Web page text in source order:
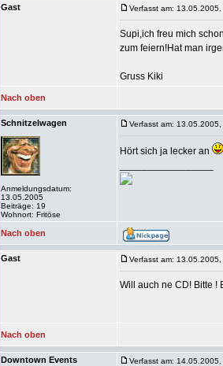
Gast Verfasst am:
Supi,ich freu mich
zum feiern!Hat man
Gruss Kiki
Nach oben
Schnitzelwagen
Anmeldungsdatum:
13.05.2005
Beiträge: 19
Wohnort: Fritöse
Verfasst am:
Hört sich ja lecker an
Nach oben
Gast Verfasst am:
Will auch ne CD! Bitte !
Nach oben
Downtown Events Verfasst am: